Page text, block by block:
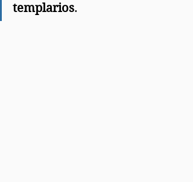
templarios.